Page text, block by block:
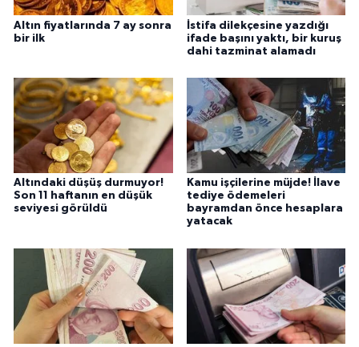
Altın fiyatlarında 7 ay sonra
bir ilk
İstifa dilekçesine yazdığı
ifade başını yaktı, bir kuruş
dahi tazminat alamadı
Altındaki düşüş durmuyor!
Son 11 haftanın en düşük
seviyesi görüldü
Kamu işçilerine müjde! İlave
tediye ödemeleri
bayramdan önce hesaplara
yatacak